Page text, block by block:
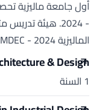
- 2024. هيئة
الماليزية MDEC - 2024. جامعة التكنولوجيا...
& Design
1 السنة